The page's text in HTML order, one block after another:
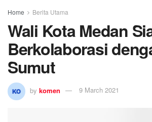
Home Berita Utama
Wali Kota Medan
Berkolaborasi
Sumut
by komen 9 March 2021